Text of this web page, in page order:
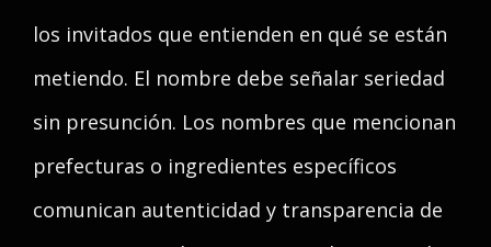
los invitados que entienden en qué se están
metiendo. El nombre debe señalar seriedad
sin presunción. Los nombres que mencionan
prefecturas o ingredientes específicos
comunican autenticidad y transparencia de